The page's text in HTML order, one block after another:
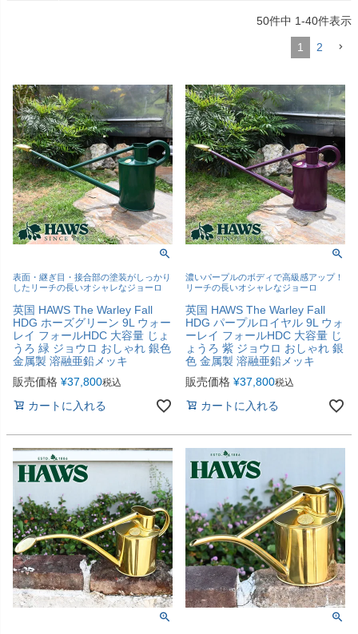
50件中 1-40件表示
1 2
表面・継ぎ目・接合部の塗装がしっかり
したリーチの長いオシャレなジョーロ
英国 HAWS The Warley Fall
HDG ホーズグリーン 9L ウォー
レイ フォールHDC 大容量 じょ
うろ 緑 ジョウロ おしゃれ 銀色
金属製 溶融亜鉛メッキ
販売価格 ¥37,800税込
カートに入れる
濃いパープルのボディで高級感アップ！
リーチの長いオシャレなジョーロ
英国 HAWS The Warley Fall
HDG パープルロイヤル 9L ウォ
ーレイ フォールHDC 大容量 じ
ょうろ 紫 ジョウロ おしゃれ 銀
色 金属製 溶融亜鉛メッキ
販売価格 ¥37,800税込
カートに入れる